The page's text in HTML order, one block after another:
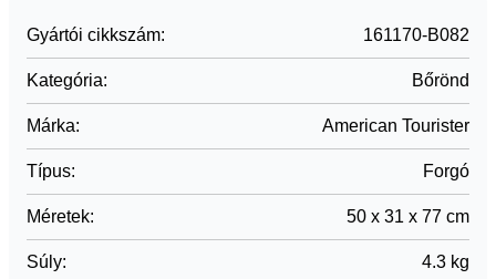
Gyártói cikkszám: 161170-B082
Kategória: Bőrönd
Márka: American Tourister
Típus: Forgó
Méretek: 50 x 31 x 77 cm
Súly: 4.3 kg